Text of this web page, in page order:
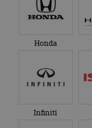
Honda
Infiniti